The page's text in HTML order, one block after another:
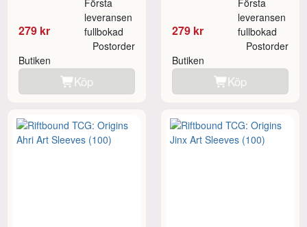
279 kr
Första
leveransen
fullbokad
Butiken
Postorder
Köp
279 kr
Första
leveransen
fullbokad
Butiken
Postorder
Köp